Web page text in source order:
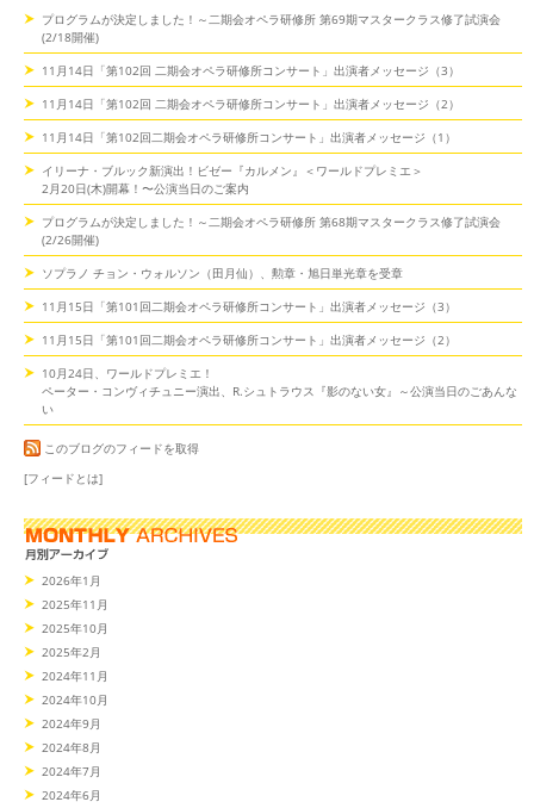
プログラムが決定しました！～二期会オペラ研修所 第69期マスタークラス修了試演会
(2/18開催)
11月14日「第102回 二期会オペラ研修所コンサート」出演者メッセージ（3）
11月14日「第102回 二期会オペラ研修所コンサート」出演者メッセージ（2）
11月14日「第102回二期会オペラ研修所コンサート」出演者メッセージ（1）
イリーナ・ブルック新演出！ビゼー『カルメン』＜ワールドプレミエ＞
2月20日(木)開幕！〜公演当日のご案内
プログラムが決定しました！～二期会オペラ研修所 第68期マスタークラス修了試演会
(2/26開催)
ソプラノ チョン・ウォルソン（田月仙）、勲章・旭日単光章を受章
11月15日「第101回二期会オペラ研修所コンサート」出演者メッセージ（3）
11月15日「第101回二期会オペラ研修所コンサート」出演者メッセージ（2）
10月24日、ワールドプレミエ！
ペーター・コンヴィチュニー演出、R.シュトラウス『影のない女』～公演当日のごあんな
い
このブログのフィードを取得
[フィードとは]
2026年1月
2025年11月
2025年10月
2025年2月
2024年11月
2024年10月
2024年9月
2024年8月
2024年7月
2024年6月